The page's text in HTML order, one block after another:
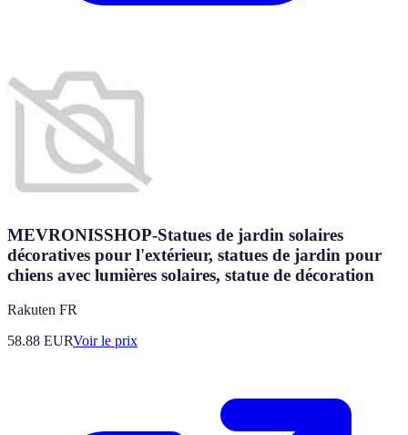
MEVRONISSHOP-Statues de jardin solaires
décoratives pour l'extérieur, statues de jardin pour
chiens avec lumières solaires, statue de décoration
Rakuten FR
58.88 EURVoir le prix